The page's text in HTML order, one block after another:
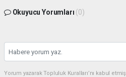
Okuyucu Yorumları (0)
Yorum yazarak Topluluk Kuralları’nı kabul